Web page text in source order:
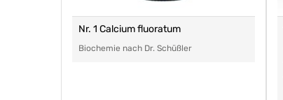
Nr. 1 Calcium fluoratum
Biochemie nach Dr. Schüßler